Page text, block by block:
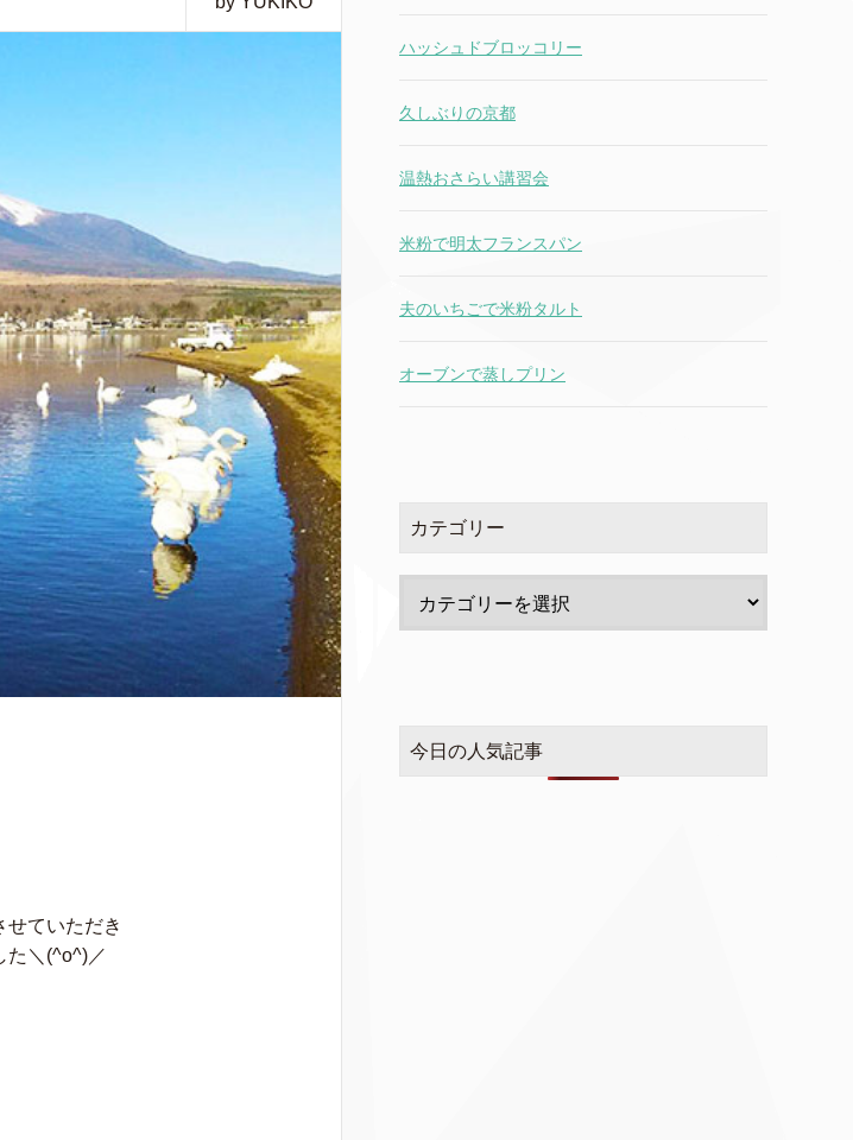
ていただき
た＼(^o^)／
ハッシュドブロッコリー
久しぶりの京都
温熱おさらい講習会
米粉で明太フランスパン
夫のいちごで米粉タルト
オーブンで蒸しプリン
カテゴリー
今日の人気記事